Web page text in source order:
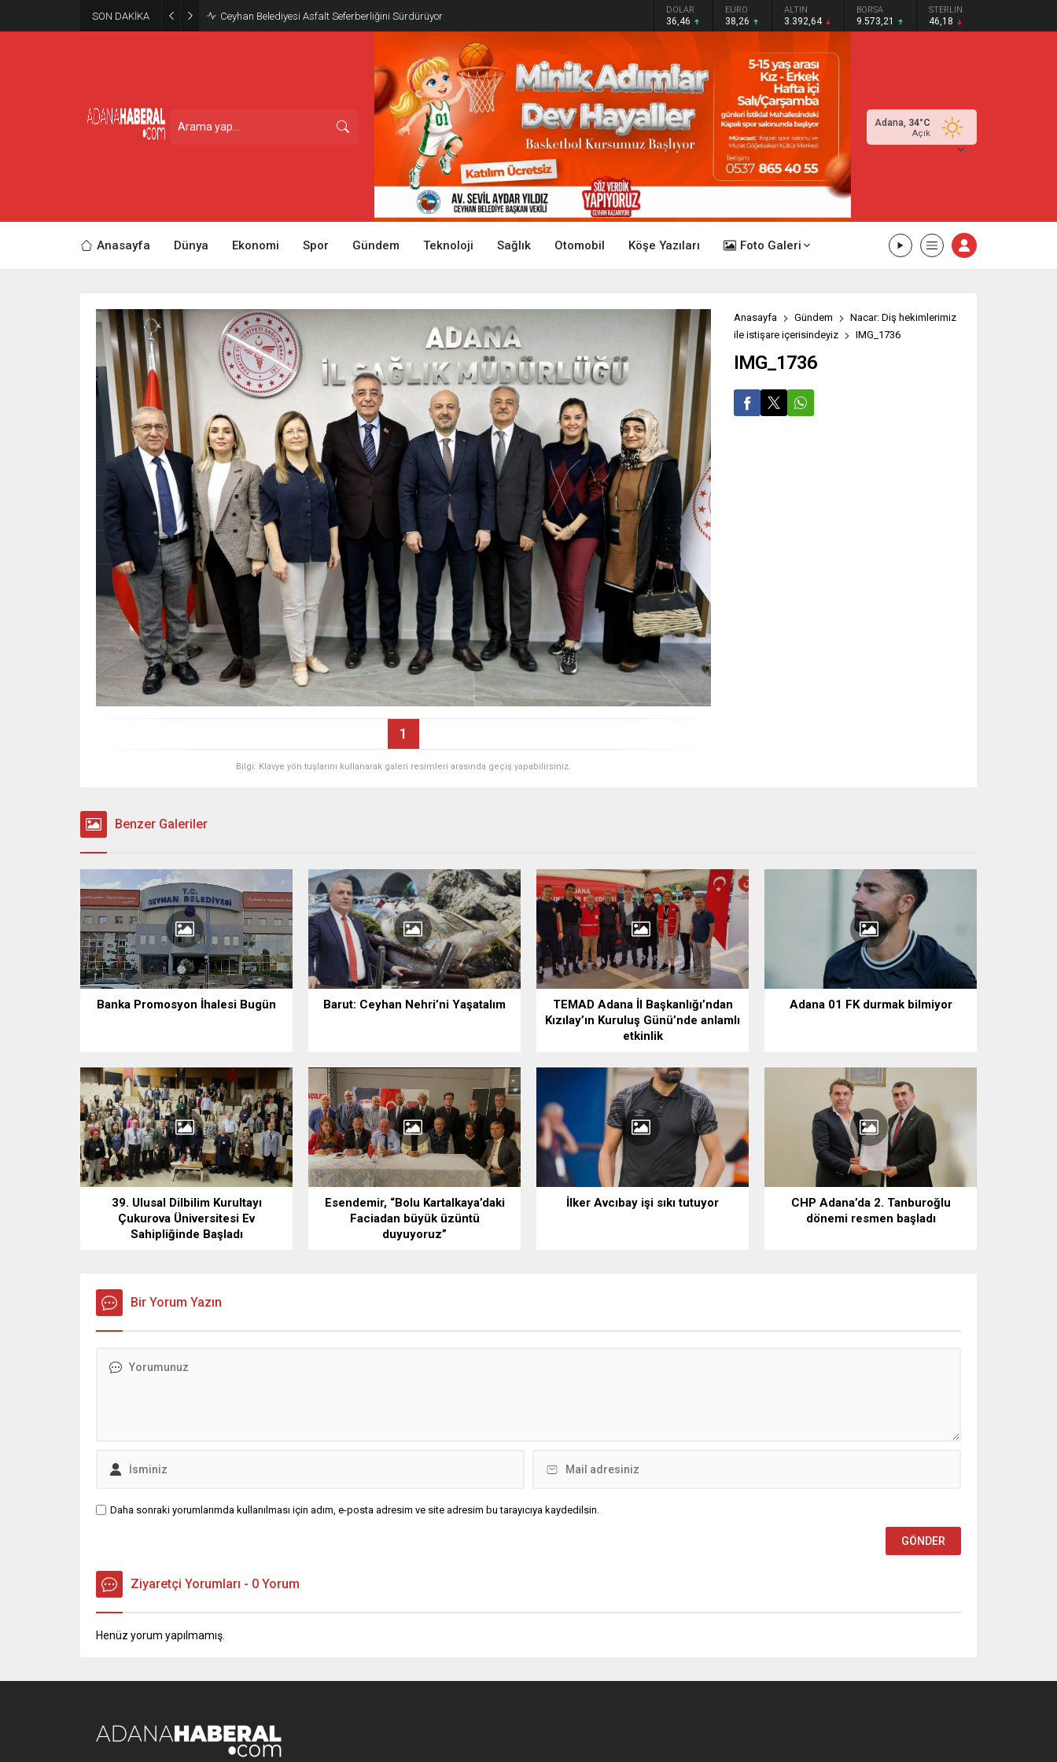
SON DAKİKA Ceyhan Belediyesi Asfalt Seferberliğini Sürdürüyor DOLAR
36,46
EURO
38,26
ALTIN
3.392,64
BORSA
9.573,21
STERLIN
46,18
Adana, 34°C
Açık
Anasayfa Dünya Ekonomi Spor Gündem Teknoloji Sağlık Otomobil Köşe Yazıları Foto Galeri
1
Bilgi: Klavye yön tuşlarını kullanarak galeri resimleri arasında geçiş yapabilirsiniz.
Anasayfa Gündem
Nacar: Diş hekimlerimiz
ile istişare içerisindeyiz
IMG_1736
IMG_1736
Benzer Galeriler
Banka Promosyon İhalesi Bugün Barut: Ceyhan Nehri’ni Yaşatalım
TEMAD Adana İl Başkanlığı’ndan
Kızılay’ın Kuruluş Günü’nde anlamlı
etkinlik
Adana 01 FK durmak bilmiyor
39. Ulusal Dilbilim Kurultayı
Çukurova Üniversitesi Ev
Sahipliğinde Başladı
Esendemir, “Bolu Kartalkaya’daki
Faciadan büyük üzüntü
duyuyoruz”
İlker Avcıbay işi sıkı tutuyor
CHP Adana’da 2. Tanburoğlu
dönemi resmen başladı
Bir Yorum Yazın
Daha sonraki yorumlarımda kullanılması için adım, e-posta adresim ve site adresim bu tarayıcıya kaydedilsin.
Ziyaretçi Yorumları - 0 Yorum
Henüz yorum yapılmamış.